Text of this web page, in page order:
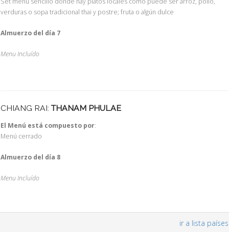
verduras o sopa tradicional thai y postre; fruta o algún dulce
Almuerzo del día 7
Menu Incluído
CHIANG RAI:THANAM PHULAE
El Menú está compuesto por:
Menú cerrado
Almuerzo del día 8
Menu Incluído
ir a lista países